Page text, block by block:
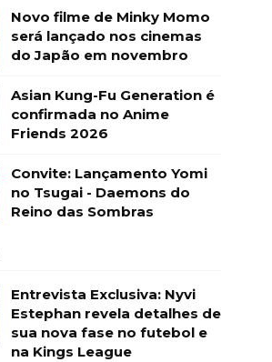
Novo filme de Minky Momo
será lançado nos cinemas
do Japão em novembro
Asian Kung-Fu Generation é
confirmada no Anime
Friends 2026
Convite: Lançamento Yomi
no Tsugai - Daemons do
Reino das Sombras
Entrevista Exclusiva: Nyvi
Estephan revela detalhes de
sua nova fase no futebol e
na Kings League